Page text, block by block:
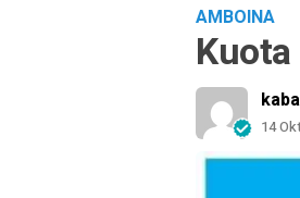
AMBOINA
14